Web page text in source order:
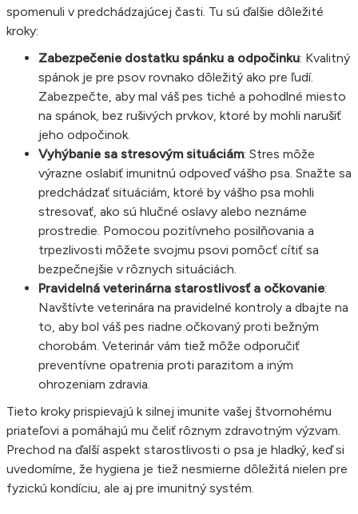
spomenuli v predchádzajúcej časti. Tu sú ďalšie dôležité
kroky:
Zabezpečenie dostatku spánku a odpočinku: Kvalitný
spánok je pre psov rovnako dôležitý ako pre ľudí.
Zabezpečte, aby mal váš pes tiché a pohodlné miesto
na spánok, bez rušivých prvkov, ktoré by mohli narušiť
jeho odpočinok.
Vyhýbanie sa stresovým situáciám: Stres môže
výrazne oslabiť imunitnú odpoveď vášho psa. Snažte sa
predchádzať situáciám, ktoré by vášho psa mohli
stresovať, ako sú hlučné oslavy alebo neznáme
prostredie. Pomocou pozitívneho posilňovania a
trpezlivosti môžete svojmu psovi pomôcť cítiť sa
bezpečnejšie v rôznych situáciách.
Pravidelná veterinárna starostlivosť a očkovanie:
Navštívte veterinára na pravidelné kontroly a dbajte na
to, aby bol váš pes riadne očkovaný proti bežným
chorobám. Veterinár vám tiež môže odporučiť
preventívne opatrenia proti parazitom a iným
ohrozeniam zdravia.
Tieto kroky prispievajú k silnej imunite vašej štvornohému
priateľovi a pomáhajú mu čeliť rôznym zdravotným výzvam.
Prechod na ďalší aspekt starostlivosti o psa je hladký, keď si
uvedomíme, že hygiena je tiež nesmierne dôležitá nielen pre
fyzickú kondíciu, ale aj pre imunitný systém.